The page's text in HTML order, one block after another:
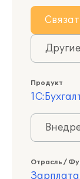
Продукт
Отрасль /